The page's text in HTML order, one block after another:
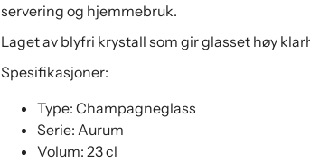
servering og hjemmebruk.
Laget av blyfri krystall som gir glasset høy
Spesifikasjoner:
Type: Champagneglass
Serie: Aurum
Volum: 23 cl